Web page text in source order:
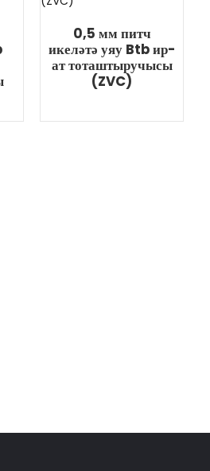
0,5 мм питч
икеләтә уяу Btb ир-
ат тоташтыручысы
(ZVC)